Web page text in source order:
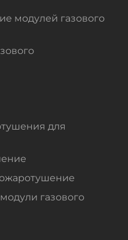
модулей газового
для
газового